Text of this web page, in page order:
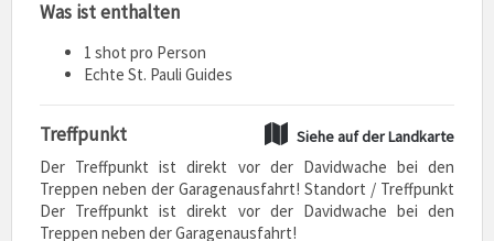
Was ist enthalten
1 shot pro Person
Echte St. Pauli Guides
Treffpunkt Siehe auf der Landkarte
Der Treffpunkt ist direkt vor der Davidwache bei den
Treppen neben der Garagenausfahrt! Standort / Treffpunkt
Der Treffpunkt ist direkt vor der Davidwache bei den
Treppen neben der Garagenausfahrt!